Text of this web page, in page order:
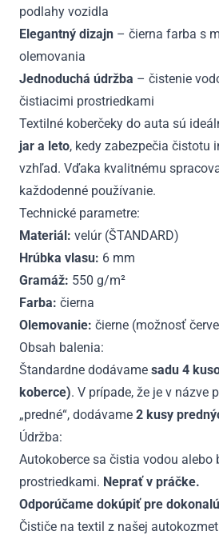
podlahy vozidla
Elegantný dizajn – čierna farba s
olemovania
Jednoduchá údržba – čistenie
čistiacimi prostriedkami
Textilné koberčeky do auta sú
jar a leto, kedy zabezpečia čistotu
vzhľad. Vďaka kvalitnému
každodenné používanie.
Technické parametre:
Materiál: velúr (ŠTANDARD)
Hrúbka vlasu: 6 mm
Gramáž: 550 g/m²
Farba: čierna
Olemovanie: čierne (možnosť
Obsah balenia:
Štandardne dodávame sadu 4
koberce). V prípade, že je v názve
„predné“, dodávame 2 kusy
Údržba:
Autokoberce sa čistia vodou alebo
prostriedkami. Neprať v práčke.
Odporúčame dokúpiť pre
Čističe na textil z našej